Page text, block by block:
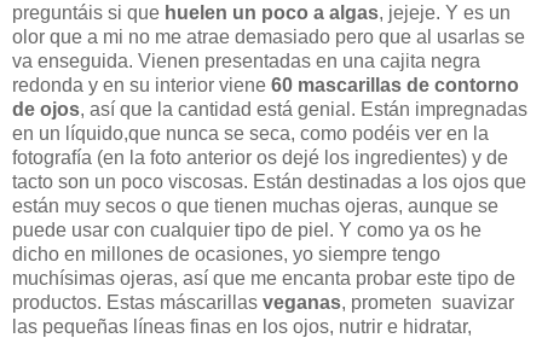
preguntáis si que huelen un poco a algas, jejeje. Y es un
olor que a mi no me atrae demasiado pero que al usarlas se
va enseguida. Vienen presentadas en una cajita negra
redonda y en su interior viene 60 mascarillas de contorno
de ojos, así que la cantidad está genial. Están impregnadas
en un líquido,que nunca se seca, como podéis ver en la
fotografía (en la foto anterior os dejé los ingredientes) y de
tacto son un poco viscosas. Están destinadas a los ojos que
están muy secos o que tienen muchas ojeras, aunque se
puede usar con cualquier tipo de piel. Y como ya os he
dicho en millones de ocasiones, yo siempre tengo
muchísimas ojeras, así que me encanta probar este tipo de
productos. Estas máscarillas veganas, prometen suavizar
las pequeñas líneas finas en los ojos, nutrir e hidratar,